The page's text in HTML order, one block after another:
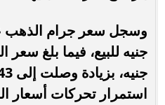
استمرار تحركات أسعار